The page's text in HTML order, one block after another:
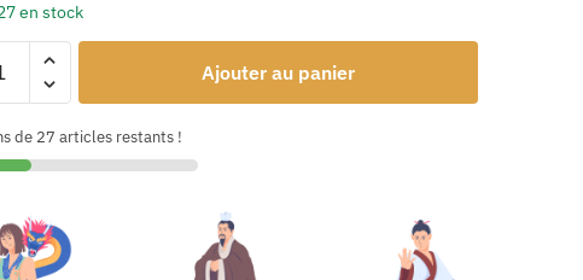
en stock
Ajouter au panier
de 27 articles restants !